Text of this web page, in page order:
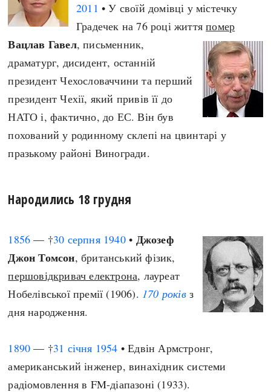
2011 • У своїй домівці у містечку
Градечек на 76 році життяпомер
Вацлав Гавел, письменник,
драматург, дисидент, останній
президент Чехословаччини та перший
президент Чехії, який привів її до
НАТО і, фактично, до ЕС. Він був
похований у родинному склепі на цвинтарі у
празькому районі Виногради.
Народились 18 грудня
1856 — †30 серпня 1940• Джозеф
Джон Томсон, британський фізик,
першовідкривач електрона, лауреат
Нобелівської премії (1906). 170 роківз
дня народження.
1890 — †31 січня 1954 • Едвін Армстронг,
американський інженер, винахідник системи
радіомовлення в FM-діапазоні (1933).